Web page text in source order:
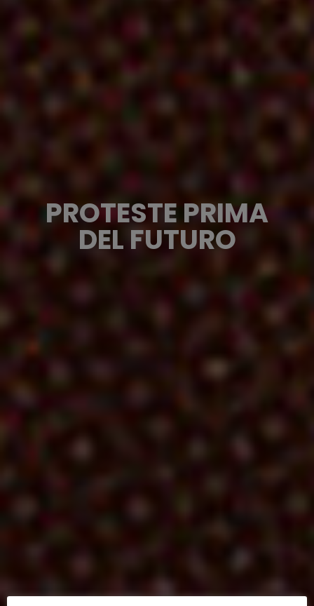
PROTESTE PRIMA
DEL FUTURO